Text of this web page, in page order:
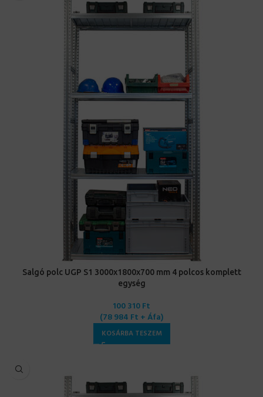
Salgó polc UGP S1 3000x1800x700 mm 4 polcos komplett
egység
100 310Ft
(78 984 Ft + Áfa)
KOSÁRBA TESZEM